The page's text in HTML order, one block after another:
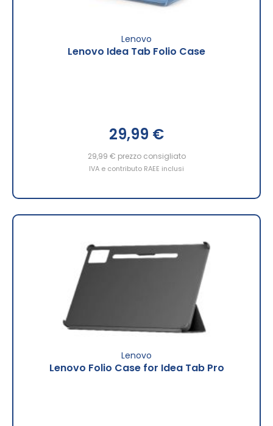
Lenovo
Lenovo Idea Tab Folio Case
29,99 €
29,99 € prezzo consigliato
IVA e contributo RAEE inclusi
Lenovo
Lenovo Folio Case for Idea Tab Pro